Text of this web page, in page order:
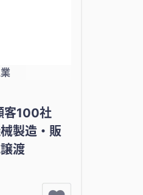
客100社
製造・販
渡